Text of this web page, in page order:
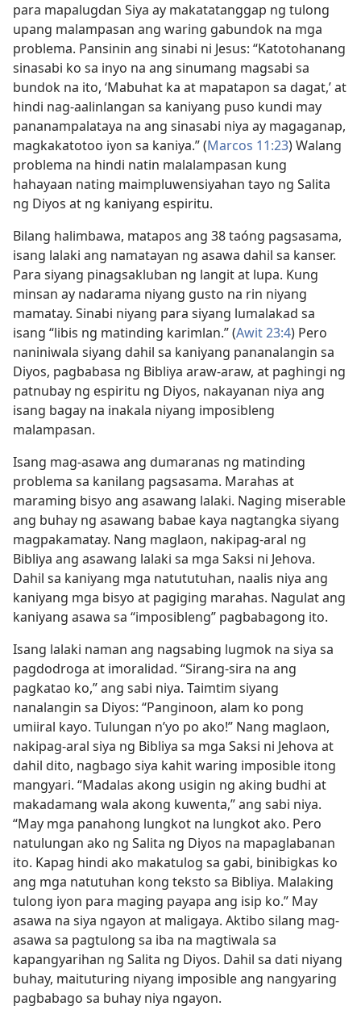
para mapalugdan Siya ay makatatanggap ng tulong
upang malampasan ang waring gabundok na mga
problema. Pansinin ang sinabi ni Jesus: “Katotohanang
sinasabi ko sa inyo na ang sinumang magsabi sa
bundok na ito, ‘Mabuhat ka at mapatapon sa dagat,’ at
hindi nag-aalinlangan sa kaniyang puso kundi may
pananampalataya na ang sinasabi niya ay magaganap,
magkakatotoo iyon sa kaniya.” (Marcos 11:23) Walang
problema na hindi natin malalampasan kung
hahayaan nating maimpluwensiyahan tayo ng Salita
ng Diyos at ng kaniyang espiritu.
Bilang halimbawa, matapos ang 38 taóng pagsasama,
isang lalaki ang namatayan ng asawa dahil sa kanser.
Para siyang pinagsakluban ng langit at lupa. Kung
minsan ay nadarama niyang gusto na rin niyang
mamatay. Sinabi niyang para siyang lumalakad sa
isang “libis ng matinding karimlan.” (Awit 23:4) Pero
naniniwala siyang dahil sa kaniyang pananalangin sa
Diyos, pagbabasa ng Bibliya araw-araw, at paghingi ng
patnubay ng espiritu ng Diyos, nakayanan niya ang
isang bagay na inakala niyang imposibleng
malampasan.
Isang mag-asawa ang dumaranas ng matinding
problema sa kanilang pagsasama. Marahas at
maraming bisyo ang asawang lalaki. Naging miserable
ang buhay ng asawang babae kaya nagtangka siyang
magpakamatay. Nang maglaon, nakipag-aral ng
Bibliya ang asawang lalaki sa mga Saksi ni Jehova.
Dahil sa kaniyang mga natututuhan, naalis niya ang
kaniyang mga bisyo at pagiging marahas. Nagulat ang
kaniyang asawa sa “imposibleng” pagbabagong ito.
Isang lalaki naman ang nagsabing lugmok na siya sa
pagdodroga at imoralidad. “Sirang-sira na ang
pagkatao ko,” ang sabi niya. Taimtim siyang
nanalangin sa Diyos: “Panginoon, alam ko pong
umiiral kayo. Tulungan n’yo po ako!” Nang maglaon,
nakipag-aral siya ng Bibliya sa mga Saksi ni Jehova at
dahil dito, nagbago siya kahit waring imposible itong
mangyari. “Madalas akong usigin ng aking budhi at
makadamang wala akong kuwenta,” ang sabi niya.
“May mga panahong lungkot na lungkot ako. Pero
natulungan ako ng Salita ng Diyos na mapaglabanan
ito. Kapag hindi ako makatulog sa gabi, binibigkas ko
ang mga natutuhan kong teksto sa Bibliya. Malaking
tulong iyon para maging payapa ang isip ko.” May
asawa na siya ngayon at maligaya. Aktibo silang mag-
asawa sa pagtulong sa iba na magtiwala sa
kapangyarihan ng Salita ng Diyos. Dahil sa dati niyang
buhay, maituturing niyang imposible ang nangyaring
pagbabago sa buhay niya ngayon.